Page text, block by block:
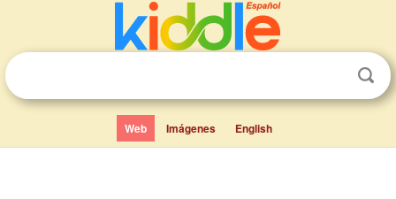
Web Imágenes English